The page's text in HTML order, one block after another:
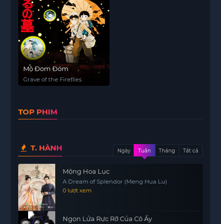
Mộ Đom Đóm
Grave of the Fireflies
TOP PHIM
T. HÀNH Ngày Tuần Tháng Tất cả
Mộng Hoa Lục
A Dream of Splendor (Meng Hua Lu)
0 lượt xem
Ngọn Lửa Rực Rỡ Của Cô Ấy